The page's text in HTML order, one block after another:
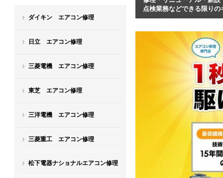
ダイキン エアコン修理
日立 エアコン修理
三菱電機 エアコン修理
東芝 エアコン修理
三洋電機 エアコン修理
三菱重工 エアコン修理
松下電器ナショナルエアコン修理
点検業務などできる限りの